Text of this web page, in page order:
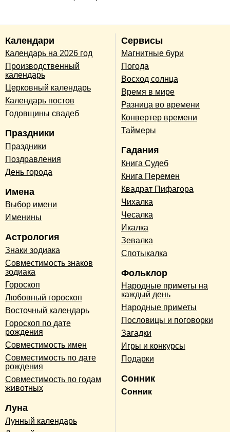
Календари
Календарь на 2026 год
Производственный
календарь
Церковный календарь
Календарь постов
Годовщины свадеб
Праздники
Праздники
Поздравления
День города
Имена
Выбор имени
Именины
Астрология
Знаки зодиака
Совместимость знаков
зодиака
Гороскоп
Любовный гороскоп
Восточный календарь
Гороскоп по дате
рождения
Совместимость имен
Совместимость по дате
рождения
Совместимость по годам
животных
Луна
Лунный календарь
Сервисы
Магнитные бури
Погода
Восход солнца
Время в мире
Разница во времени
Конвертер времени
Таймеры
Гадания
Книга Судеб
Книга Перемен
Квадрат Пифагора
Чихалка
Чесалка
Икалка
Зевалка
Спотыкалка
Фольклор
Народные приметы на
каждый день
Народные приметы
Пословицы и поговорки
Загадки
Игры и конкурсы
Подарки
Сонник
Сонник